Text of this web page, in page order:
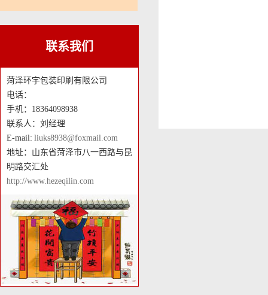
联系我们
菏泽环宇包装印刷有限公司
电话：
手机：18364098938
联系人：刘经理
E-mail: liuks8938@foxmail.com
地址：山东省菏泽市八一西路与昆
明路交汇处
http://www.hezeqilin.com